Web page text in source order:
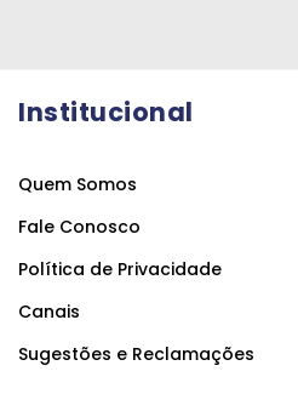
Institucional
Quem Somos
Fale Conosco
Política de Privacidade
Canais
Sugestões e Reclamações